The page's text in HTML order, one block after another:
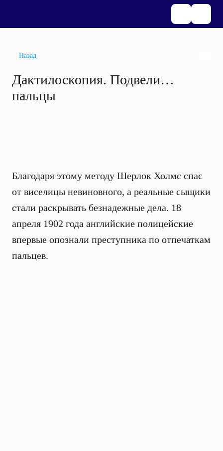
Назад
Дактилоскопия. Подвели…
пальцы
Благодаря этому методу Шерлок Холмс спас
от виселицы невиновного, а реальные сыщики
стали раскрывать безнадежные дела. 18
апреля 1902 года английские полицейские
впервые опознали преступника по отпечаткам
пальцев.